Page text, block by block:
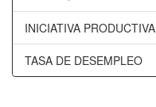
INICIATIVA PRODUCTIVA
TASA DE DESEMPLEO